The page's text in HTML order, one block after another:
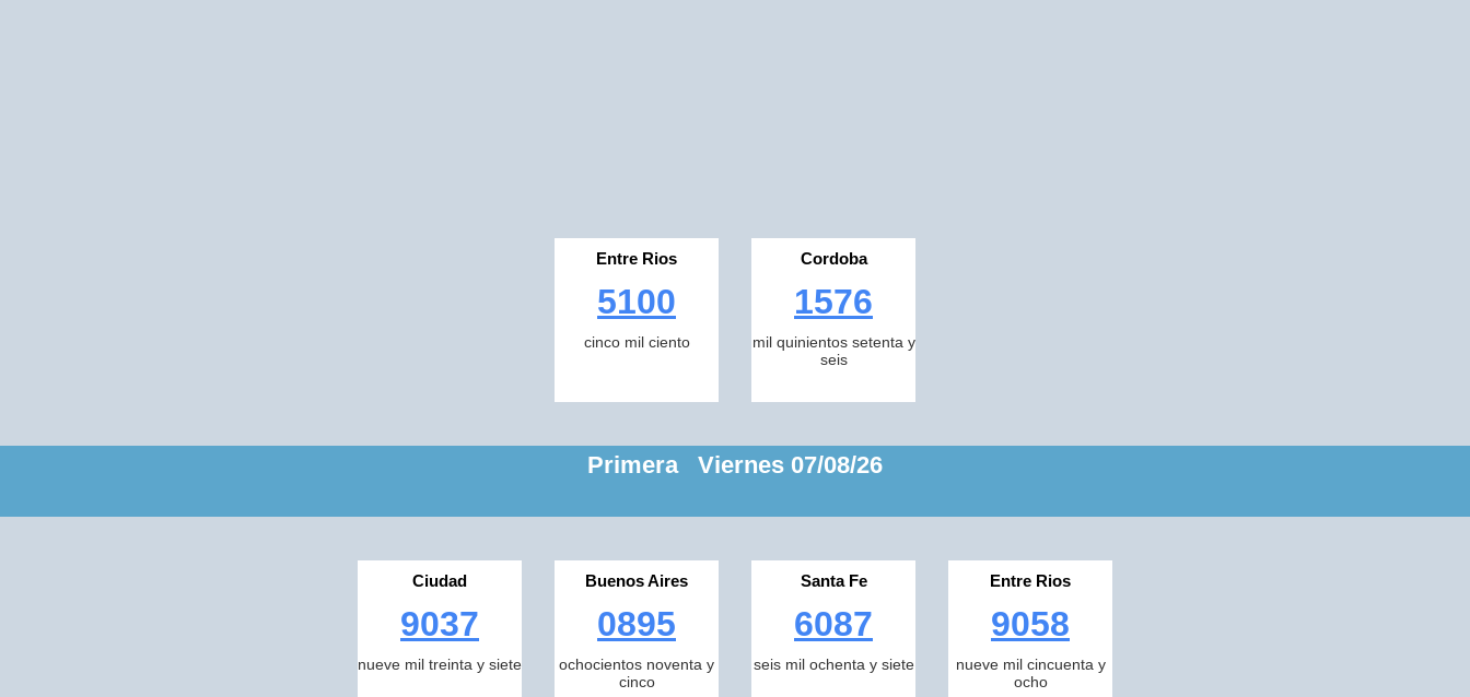
Entre Rios
5100
cinco mil ciento
Cordoba
1576
mil quinientos setenta y
seis
Primera Viernes 07/08/26
Ciudad
9037
nueve mil treinta y siete
Buenos Aires
0895
ochocientos noventa y
cinco
Santa Fe
6087
seis mil ochenta y siete
Entre Rios
9058
nueve mil cincuenta y
ocho